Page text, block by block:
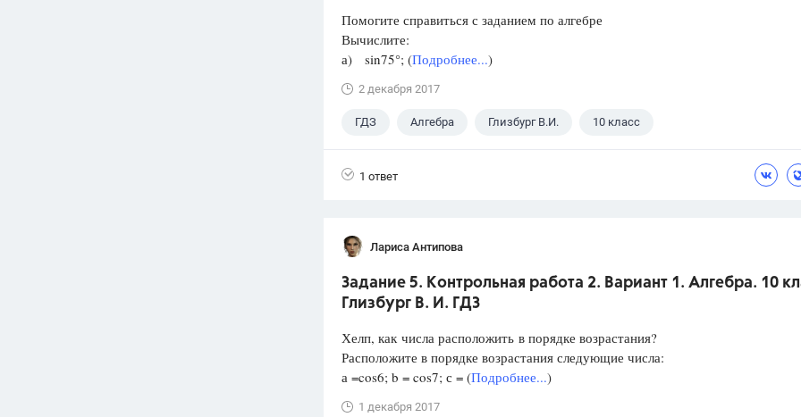
Помогите справиться с заданием по алгебре
Вычислите:
а) sin75°; (Подробнее...)
2 декабря 2017
ГДЗ Алгебра Глизбург В.И. 10 класс
1 ответ
Лариса Антипова
Задание 5. Контрольная работа 2. Вариант 1. Алгебра. 10
Глизбург В. И. ГДЗ
Хелп, как числа расположить в порядке возрастания?
Расположите в порядке возрастания следующие числа:
а =cos6; b = cos7; с = (Подробнее...)
1 декабря 2017